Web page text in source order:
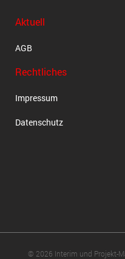
Aktuell
AGB
Rechtliches
Impressum
Datenschutz
© 2026 Interim und Projekt-